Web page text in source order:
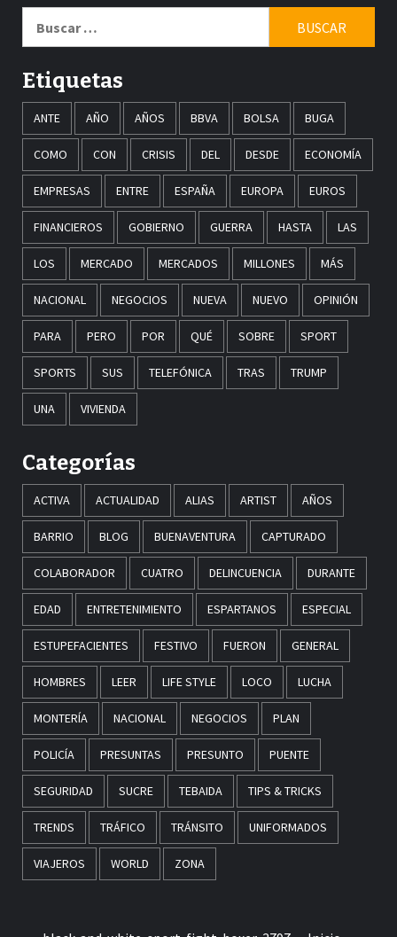
Etiquetas
ANTE AÑO AÑOS BBVA BOLSA BUGA
COMO CON CRISIS DEL DESDE ECONOMÍA
EMPRESAS ENTRE ESPAÑA EUROPA EUROS
FINANCIEROS GOBIERNO GUERRA HASTA LAS
LOS MERCADO MERCADOS MILLONES MÁS
NACIONAL NEGOCIOS NUEVA NUEVO OPINIÓN
PARA PERO POR QUÉ SOBRE SPORT
SPORTS SUS TELEFÓNICA TRAS TRUMP
UNA VIVIENDA
Categorías
ACTIVA ACTUALIDAD ALIAS ARTIST AÑOS
BARRIO BLOG BUENAVENTURA CAPTURADO
COLABORADOR CUATRO DELINCUENCIA DURANTE
EDAD ENTRETENIMIENTO ESPARTANOS ESPECIAL
ESTUPEFACIENTES FESTIVO FUERON GENERAL
HOMBRES LEER LIFE STYLE LOCO LUCHA
MONTERÍA NACIONAL NEGOCIOS PLAN
POLICÍA PRESUNTAS PRESUNTO PUENTE
SEGURIDAD SUCRE TEBAIDA TIPS & TRICKS
TRENDS TRÁFICO TRÁNSITO UNIFORMADOS
VIAJEROS WORLD ZONA